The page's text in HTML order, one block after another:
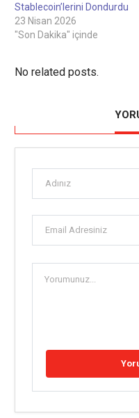
Stablecoin’lerini Dondurdu
23 Nisan 2026
"Son Dakika" içinde
No related posts.